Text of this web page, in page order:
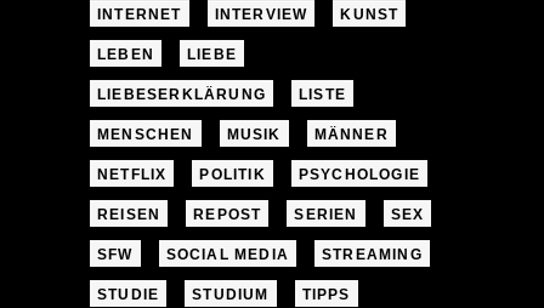
INTERNET INTERVIEW KUNST
LEBEN LIEBE
LIEBESERKLÄRUNG LISTE
MENSCHEN MUSIK MÄNNER
NETFLIX POLITIK PSYCHOLOGIE
REISEN REPOST SERIEN SEX
SFW SOCIAL MEDIA STREAMING
STUDIE STUDIUM TIPPS